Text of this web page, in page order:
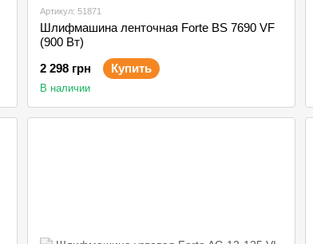
Артикул: 51871
Шлифмашина ленточная Forte BS 7690 VF
(900 Вт)
2 298 грн
Купить
В наличии